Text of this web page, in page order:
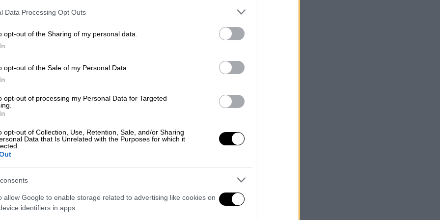
Data Processing Opt Outs
opt-out of the Sharing of my personal data.
opt-out of the Sale of my Personal Data.
opt-out of processing my Personal Data for Targeted
opt-out of Collection, Use, Retention, Sale, and/or Sharing
Data that Is Unrelated with the Purposes for which it
allow Google to enable storage related to advertising like cookies on
identifiers in apps.
μαθητές από το Κιλκίς που συναντήθηκαν με τον
το ΕΘΝΟΣ στη Google
έξυπνα, μίνι θερμοκήπια για τις
φωτοβολταϊκό σύστημα προκειμένου
στα αστικά κέντρα, παρουσίασαν στον
χρόνια διακρίνεται σε διεθνείς
κατασκευές σε κτίρια του Δήμου